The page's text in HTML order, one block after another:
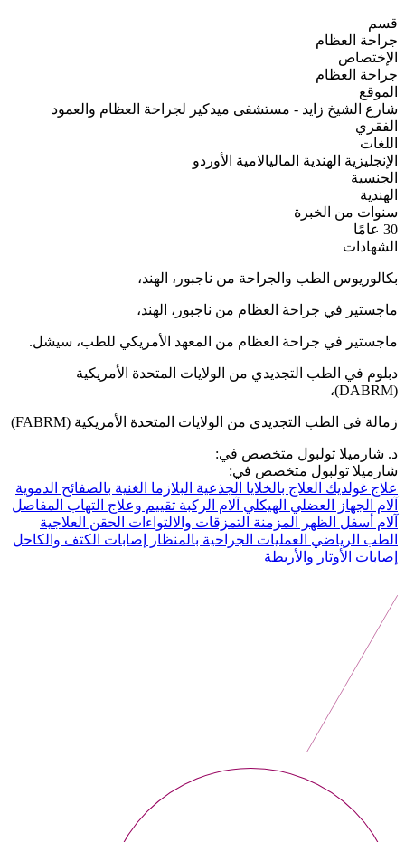
قسم
جراحة العظام
الإختصاص
جراحة العظام
الموقع
شارع الشيخ زايد - مستشفى ميدكير لجراحة العظام والعمود
الفقري
اللغات
الإنجليزية الهندية الماليالامية الأوردو
الجنسية
الهندية
سنوات من الخبرة
30 عامًا
الشهادات
بكالوريوس الطب والجراحة من ناجبور، الهند،
ماجستير في جراحة العظام من ناجبور، الهند،
ماجستير في جراحة العظام من المعهد الأمريكي للطب، سيشل.
دبلوم في الطب التجديدي من الولايات المتحدة الأمريكية
(DABRM)،
زمالة في الطب التجديدي من الولايات المتحدة الأمريكية (FABRM)
د. شارميلا تولبول متخصص في:
شارميلا تولبول متخصص في:
علاج غولديك العلاج بالخلايا الجذعية البلازما الغنية بالصفائح الدموية
آلام الجهاز العضلي الهيكلي آلام الركبة تقييم وعلاج التهاب المفاصل
آلام أسفل الظهر المزمنة التمزقات والالتواءات الحقن العلاجية
الطب الرياضي العمليات الجراحية بالمنظار
إصابات الكتف والكاحل
إصابات الأوتار والأربطة